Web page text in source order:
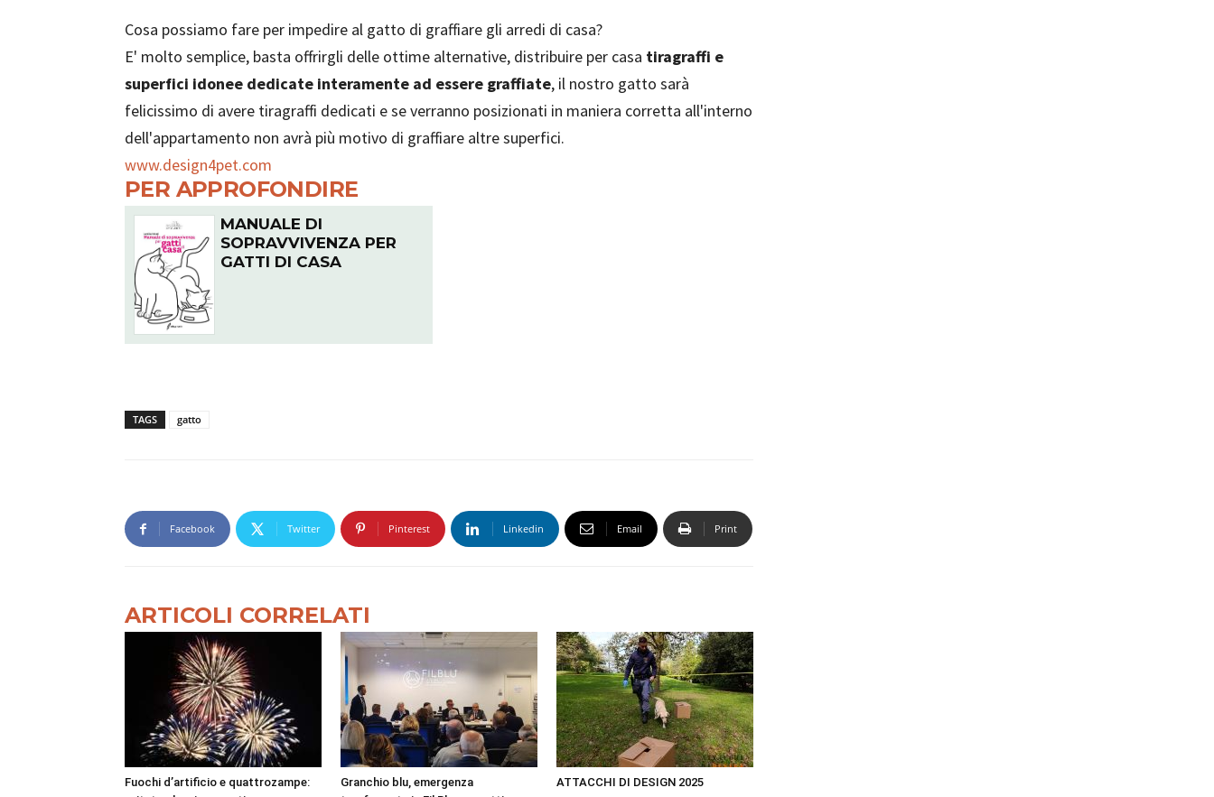
Cosa possiamo fare per impedire al gatto di graffiare gli arredi di casa?
E' molto semplice, basta offrirgli delle ottime alternative, distribuire per casa tiragraffi e
superfici idonee dedicate interamente ad essere graffiate, il nostro gatto sarà
felicissimo di avere tiragraffi dedicati e se verranno posizionati in maniera corretta all'interno
dell'appartamento non avrà più motivo di graffiare altre superfici.
www.design4pet.com
PER APPROFONDIRE
MANUALE DI
SOPRAVVIVENZA PER
GATTI DI CASA
TAGS gatto
Facebook Twitter Pinterest Linkedin Email Print
ARTICOLI CORRELATI
Fuochi d’artificio e quattrozampe:
Granchio blu, emergenza
ATTACCHI DI DESIGN 2025